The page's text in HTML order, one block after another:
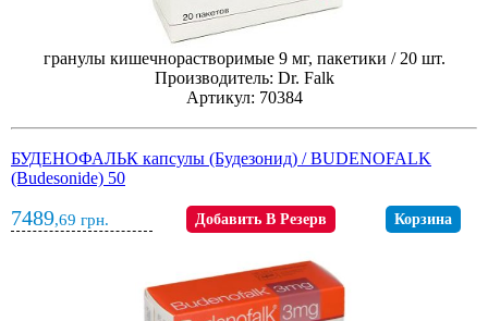
гранулы кишечнорастворимые 9 мг, пакетики / 20 шт.
Производитель: Dr. Falk
Артикул: 70384
БУДЕНОФАЛЬК капсулы (Будезонид) / BUDENOFALK
(Budesonide) 50
7489,69 грн. Добавить В Резерв Корзина